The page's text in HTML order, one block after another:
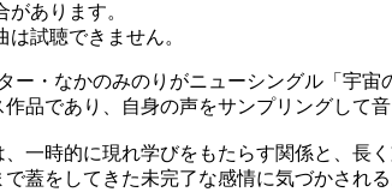
あります。
試聴できません。
ー・なかのみのりがニューシングル「宇
品であり、自身の声をサンプリングして
一時的に現れ学びをもたらす関係と、
蓋をしてきた未完了な感情に気づかされ